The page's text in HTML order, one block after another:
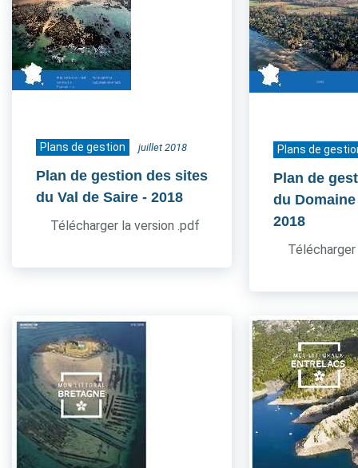
Plans de gestion juillet 2018
Plan de gestion des sites
du Val de Saire - 2018
Télécharger la version .pdf
Plans de
Plan de
du
2018